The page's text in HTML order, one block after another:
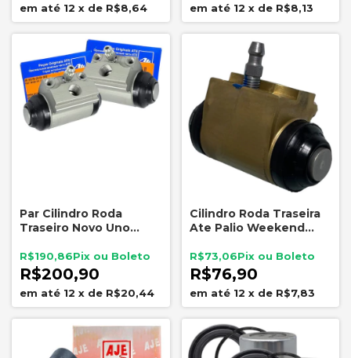
12 x de R$8,64 12 x de R$8,13
Par Cilindro Roda
Traseiro Novo Uno
R$200,90
R$190,86
12 x de R$20,44
Cilindro Roda Traseira
Ate Palio Weekend
6986
R$76,90
R$73,06
12 x de R$7,83